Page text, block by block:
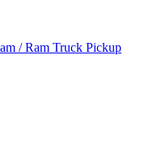
/ Ram Truck Pickup